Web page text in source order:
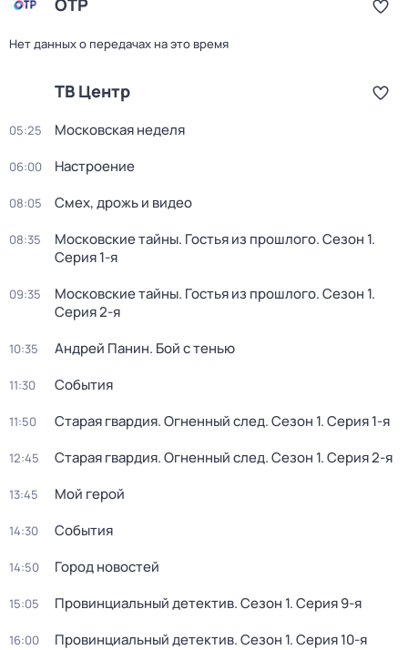
ОТР
Нет данных о передачах на это время
ТВ Центр
05:25 Московская неделя
06:00 Настроение
08:05 Смех, дрожь и видео
08:35 Московские тайны. Гостья из прошлого. Сезон 1.
Серия 1-я
09:35 Московские тайны. Гостья из прошлого. Сезон 1.
Серия 2-я
10:35 Андрей Панин. Бой с тенью
11:30 События
11:50 Старая гвардия. Огненный след. Сезон 1. Серия 1-я
12:45 Старая гвардия. Огненный след. Сезон 1. Серия 2-я
13:45 Мой герой
14:30 События
14:50 Город новостей
15:05 Провинциальный детектив. Сезон 1. Серия 9-я
16:00 Провинциальный детектив. Сезон 1. Серия 10-я